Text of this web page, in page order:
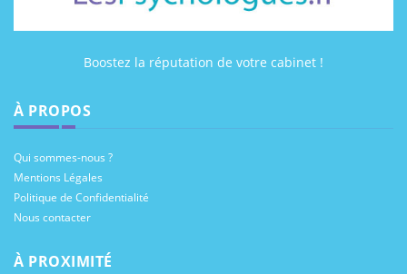
Boostez la réputation de votre cabinet !
À PROPOS
Qui sommes-nous ?
Mentions Légales
Politique de Confidentialité
Nous contacter
À PROXIMITÉ